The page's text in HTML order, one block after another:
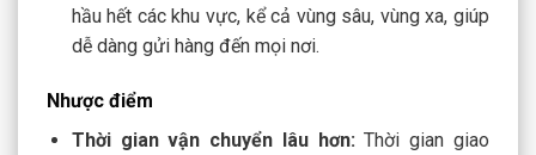
hầu hết các khu vực, kể cả vùng sâu, vùng xa, giúp
dễ dàng gửi hàng đến mọi nơi.
Nhược điểm
Thời gian vận chuyển lâu hơn: Thời gian giao